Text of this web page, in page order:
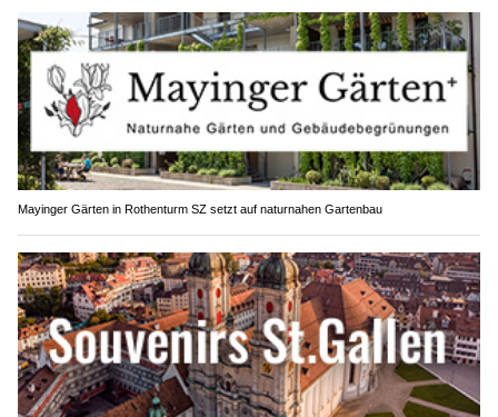
Mayinger Gärten in Rothenturm SZ setzt auf naturnahen Gartenbau